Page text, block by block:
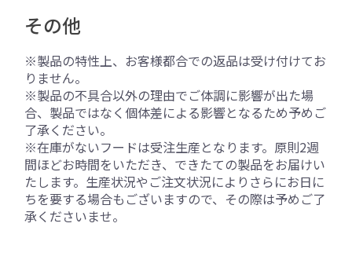
その他
※製品の特性上、お客様都合での返品は受け付けてお
りません。
※製品の不具合以外の理由でご体調に影響が出た場
合、製品ではなく個体差による影響となるため予めご
了承ください。
※在庫がないフードは受注生産となります。原則2週
間ほどお時間をいただき、できたての製品をお届けい
たします。生産状況やご注文状況によりさらにお日に
ちを要する場合もございますので、その際は予めご了
承くださいませ。